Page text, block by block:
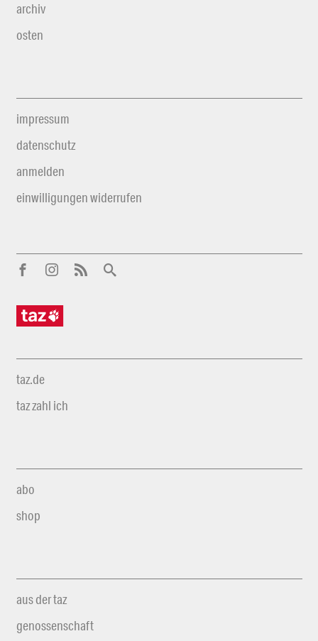
archiv
osten
impressum
datenschutz
anmelden
einwilligungen widerrufen
taz.de
taz zahl ich
abo
shop
aus der taz
genossenschaft